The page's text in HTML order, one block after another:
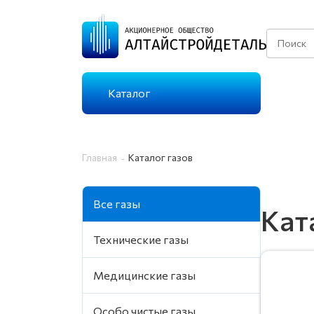
Каталог
ТЕХНИЧЕСКИЕ ГАЗЫ
ОСОБО ЧИСТЫЕ
ГАЗЫ
Главная Каталог газов
Все газы
Технические газы
Медицинские газы
Особо чистые газы